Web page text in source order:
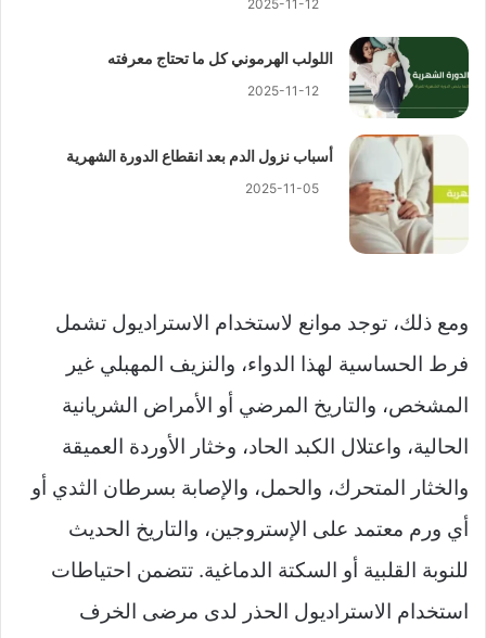
2025-11-12
اللولب الهرموني كل ما تحتاج معرفته
2025-11-12
أسباب نزول الدم بعد انقطاع الدورة الشهرية
2025-11-05
ومع ذلك، توجد موانع لاستخدام الاستراديول تشمل
فرط الحساسية لهذا الدواء، والنزيف المهبلي غير
المشخص، والتاريخ المرضي أو الأمراض الشريانية
الحالية، واعتلال الكبد الحاد، وخثار الأوردة العميقة
والخثار المتحرك، والحمل، والإصابة بسرطان الثدي أو
أي ورم معتمد على الإستروجين، والتاريخ الحديث
للنوبة القلبية أو السكتة الدماغية. تتضمن احتياطات
استخدام الاستراديول الحذر لدى مرضى الخرف